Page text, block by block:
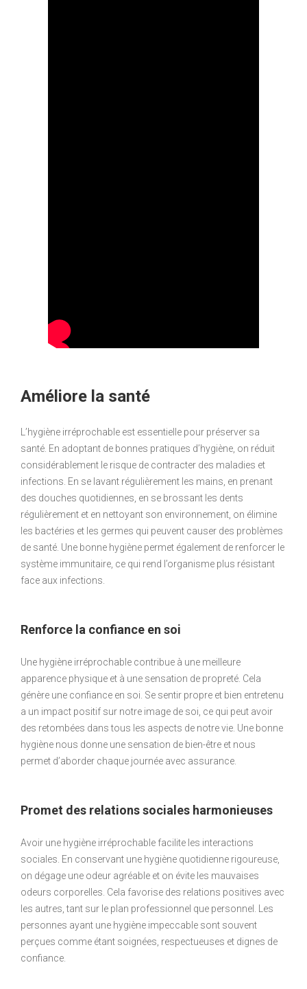
Améliore la santé
L’hygiène irréprochable est essentielle pour préserver sa
santé. En adoptant de bonnes pratiques d’hygiène, on réduit
considérablement le risque de contracter des maladies et
infections. En se lavant régulièrement les mains, en prenant
des douches quotidiennes, en se brossant les dents
régulièrement et en nettoyant son environnement, on élimine
les bactéries et les germes qui peuvent causer des problèmes
de santé. Une bonne hygiène permet également de renforcer le
système immunitaire, ce qui rend l’organisme plus résistant
face aux infections.
Renforce la confiance en soi
Une hygiène irréprochable contribue à une meilleure
apparence physique et à une sensation de propreté. Cela
génère une confiance en soi. Se sentir propre et bien entretenu
a un impact positif sur notre image de soi, ce qui peut avoir
des retombées dans tous les aspects de notre vie. Une bonne
hygiène nous donne une sensation de bien-être et nous
permet d’aborder chaque journée avec assurance.
Promet des relations sociales harmonieuses
Avoir une hygiène irréprochable facilite les interactions
sociales. En conservant une hygiène quotidienne rigoureuse,
on dégage une odeur agréable et on évite les mauvaises
odeurs corporelles. Cela favorise des relations positives avec
les autres, tant sur le plan professionnel que personnel. Les
personnes ayant une hygiène impeccable sont souvent
perçues comme étant soignées, respectueuses et dignes de
confiance.